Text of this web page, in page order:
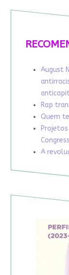
August
Rap
Quem
A